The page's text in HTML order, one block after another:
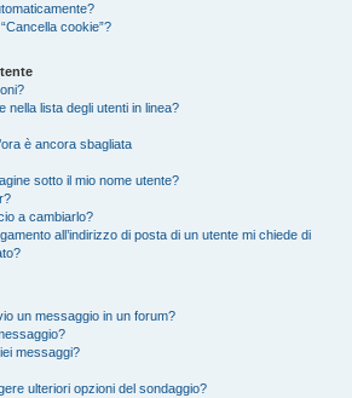
cookie”?
nella lista degli utenti in linea?
è ancora sbagliata
sotto il mio nome utente?
a cambiarlo?
all’indirizzo di posta di un utente mi chiede di
un messaggio in un forum?
messaggi?
ulteriori opzioni del sondaggio?